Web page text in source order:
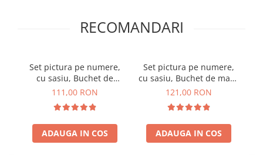
RECOMANDARI
Set pictura pe numere,
cu sasiu, Buchet de
trandafiri albi, 40x50 cm
111,00 RON
ADAUGA IN COS
Set pictura pe numere,
cu sasiu, Buchet de maci,
40x50 cm
121,00 RON
ADAUGA IN COS